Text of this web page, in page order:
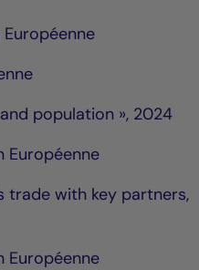
and population », 2024
Européenne
trade with key partners,
Européenne